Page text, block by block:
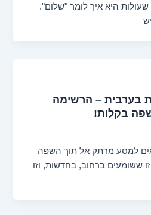
היא איך לומר "שלום".
בערבית – הרשימה
בקלות!
למסע מרתק אל תוך השפה
ששומעים ברחוב, בחדשות, וזו